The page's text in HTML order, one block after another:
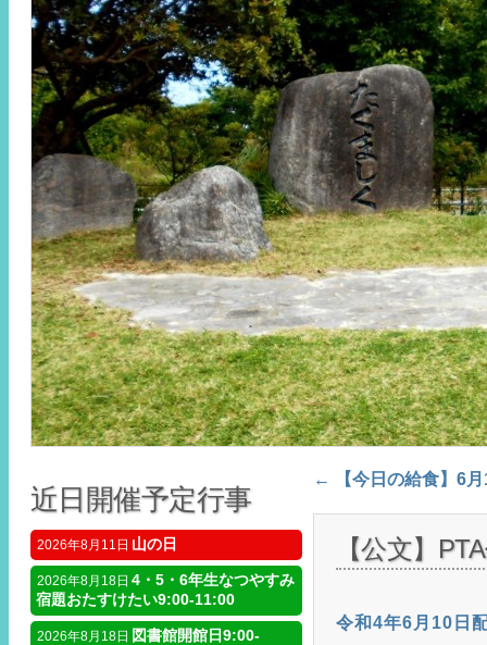
Post navigation
← 【今日の給食】6
【公文】
令和4年6月10日
近日開催予定行事
2026年8月11日 山の日
2026年8月18日 4・5・6年生なつやすみ
宿題おたすけたい9:00-11:00
2026年8月18日 図書館開館日9:00-